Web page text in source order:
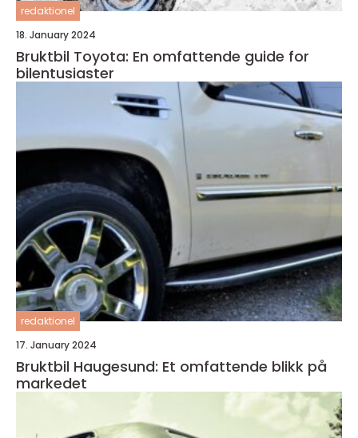
redaktionel
18. January 2024
Bruktbil Toyota: En omfattende guide for
bilentusiaster
redaktionel
17. January 2024
Bruktbil Haugesund: Et omfattende blikk på
markedet